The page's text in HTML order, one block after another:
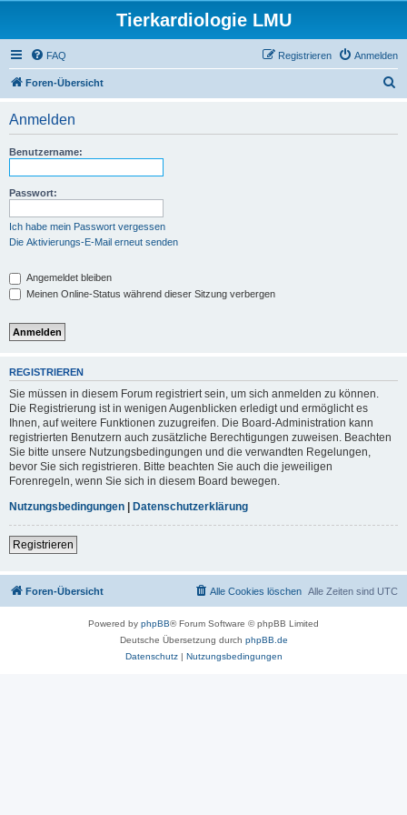
Tierkardiologie LMU
FAQ Anmelden
Registrieren
Foren-Übersicht
Anmelden
Benutzername:
Passwort:
Ich habe mein Passwort vergessen
Die Aktivierungs-E-Mail erneut senden
Angemeldet bleiben
Meinen Online-Status während dieser Sitzung verbergen
REGISTRIEREN
Sie müssen in diesem Forum registriert sein, um sich anmelden zu können.
Die Registrierung ist in wenigen Augenblicken erledigt und ermöglicht es
Ihnen, auf weitere Funktionen zuzugreifen. Die Board-Administration kann
registrierten Benutzern auch zusätzliche Berechtigungen zuweisen. Beachten
Sie bitte unsere Nutzungsbedingungen und die verwandten Regelungen,
bevor Sie sich registrieren. Bitte beachten Sie auch die jeweiligen
Forenregeln, wenn Sie sich in diesem Board bewegen.
Nutzungsbedingungen | Datenschutzerklärung
Registrieren
Foren-Übersicht Alle Zeiten sind UTC
Alle Cookies löschen
Powered by phpBB® Forum Software © phpBB Limited
Deutsche Übersetzung durch phpBB.de
Datenschutz| Nutzungsbedingungen